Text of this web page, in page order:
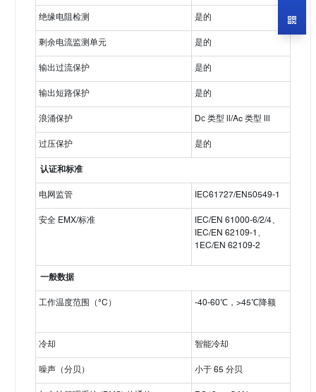
绝缘电阻检测 是的
剩余电流监测单元 是的
输出过流保护 是的
输出短路保护 是的
浪涌保护 Dс 类型 ll/Ac 类型 lll
过压保护 是的
认证和标准
电网监管 IEC61727/EN50549-1
安全 EMX/标准
IEC/EN 61000-6/2/4、
IEC/EN 62109-1、
1EC/EN 62109-2
一般数据
工作温度范围（°C） -40-60℃，>45℃降额
冷却 智能冷却
噪声（分贝） 小于 65 分贝